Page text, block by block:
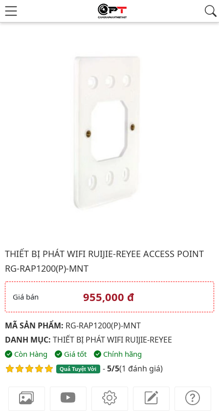
Hình ảnh đại diện của sản phẩm Thiết bị phát WIFI Ruijie-Reyee
THIẾT BỊ PHÁT WIFI RUIJIE-REYEE ACCESS POINT
RG-RAP1200(P)-MNT
Giá và khuyến mãi
Giá bán 955,000 đ
MÃ SẢN PHẨM: RG-RAP1200(P)-MNT
DANH MỤC: THIẾT BỊ PHÁT WIFI RUIJIE-REYEE
Còn Hàng Giá tốt Chính hãng
Quá Tuyệt Vời -5/5(1 đánh giá)